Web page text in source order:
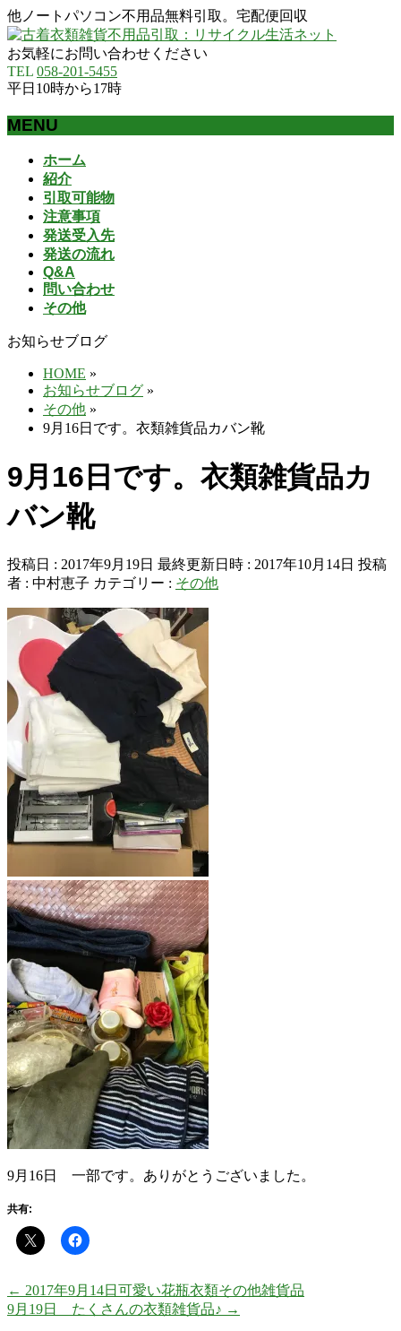
他ノートパソコン不用品無料引取。宅配便回収
お気軽にお問い合わせください
TEL 058-201-5455
平日10時から17時
MENU
ホーム
紹介
引取可能物
注意事項
発送受入先
発送の流れ
Q&A
問い合わせ
その他
お知らせブログ
HOME »
お知らせブログ »
その他 »
9月16日です。衣類雑貨品カバン靴
9月16日です。衣類雑貨品カ
バン靴
投稿日 : 2017年9月19日 最終更新日時 : 2017年10月14日 投稿
者 : 中村恵子 カテゴリー : その他
9月16日 一部です。ありがとうございました。
共有:
← 2017年9月14日可愛い花瓶衣類その他雑貨品
9月19日 たくさんの衣類雑貨品♪ →